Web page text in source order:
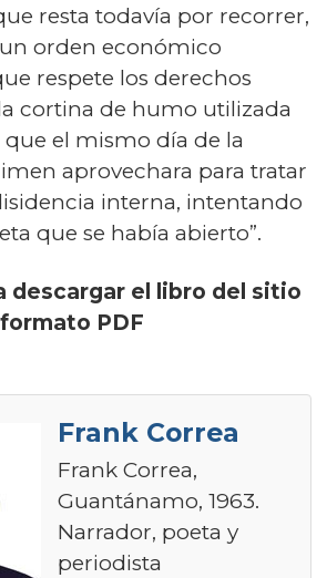
resta todavía por recorrer,
orden económico
respete los derechos
cortina de humo utilizada
que el mismo día de la
aprovechara para tratar
interna, intentando
que se había abierto”.
descargar el libro del sitio
PDF
Frank Correa
Frank Correa,
Guantánamo, 1963.
Narrador, poeta y
periodista